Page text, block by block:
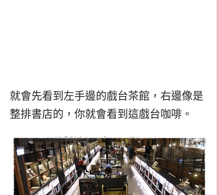
就會先看到左手邊的戲台茶館，右邊像是
整排書店的，你就會看到這戲台咖啡。